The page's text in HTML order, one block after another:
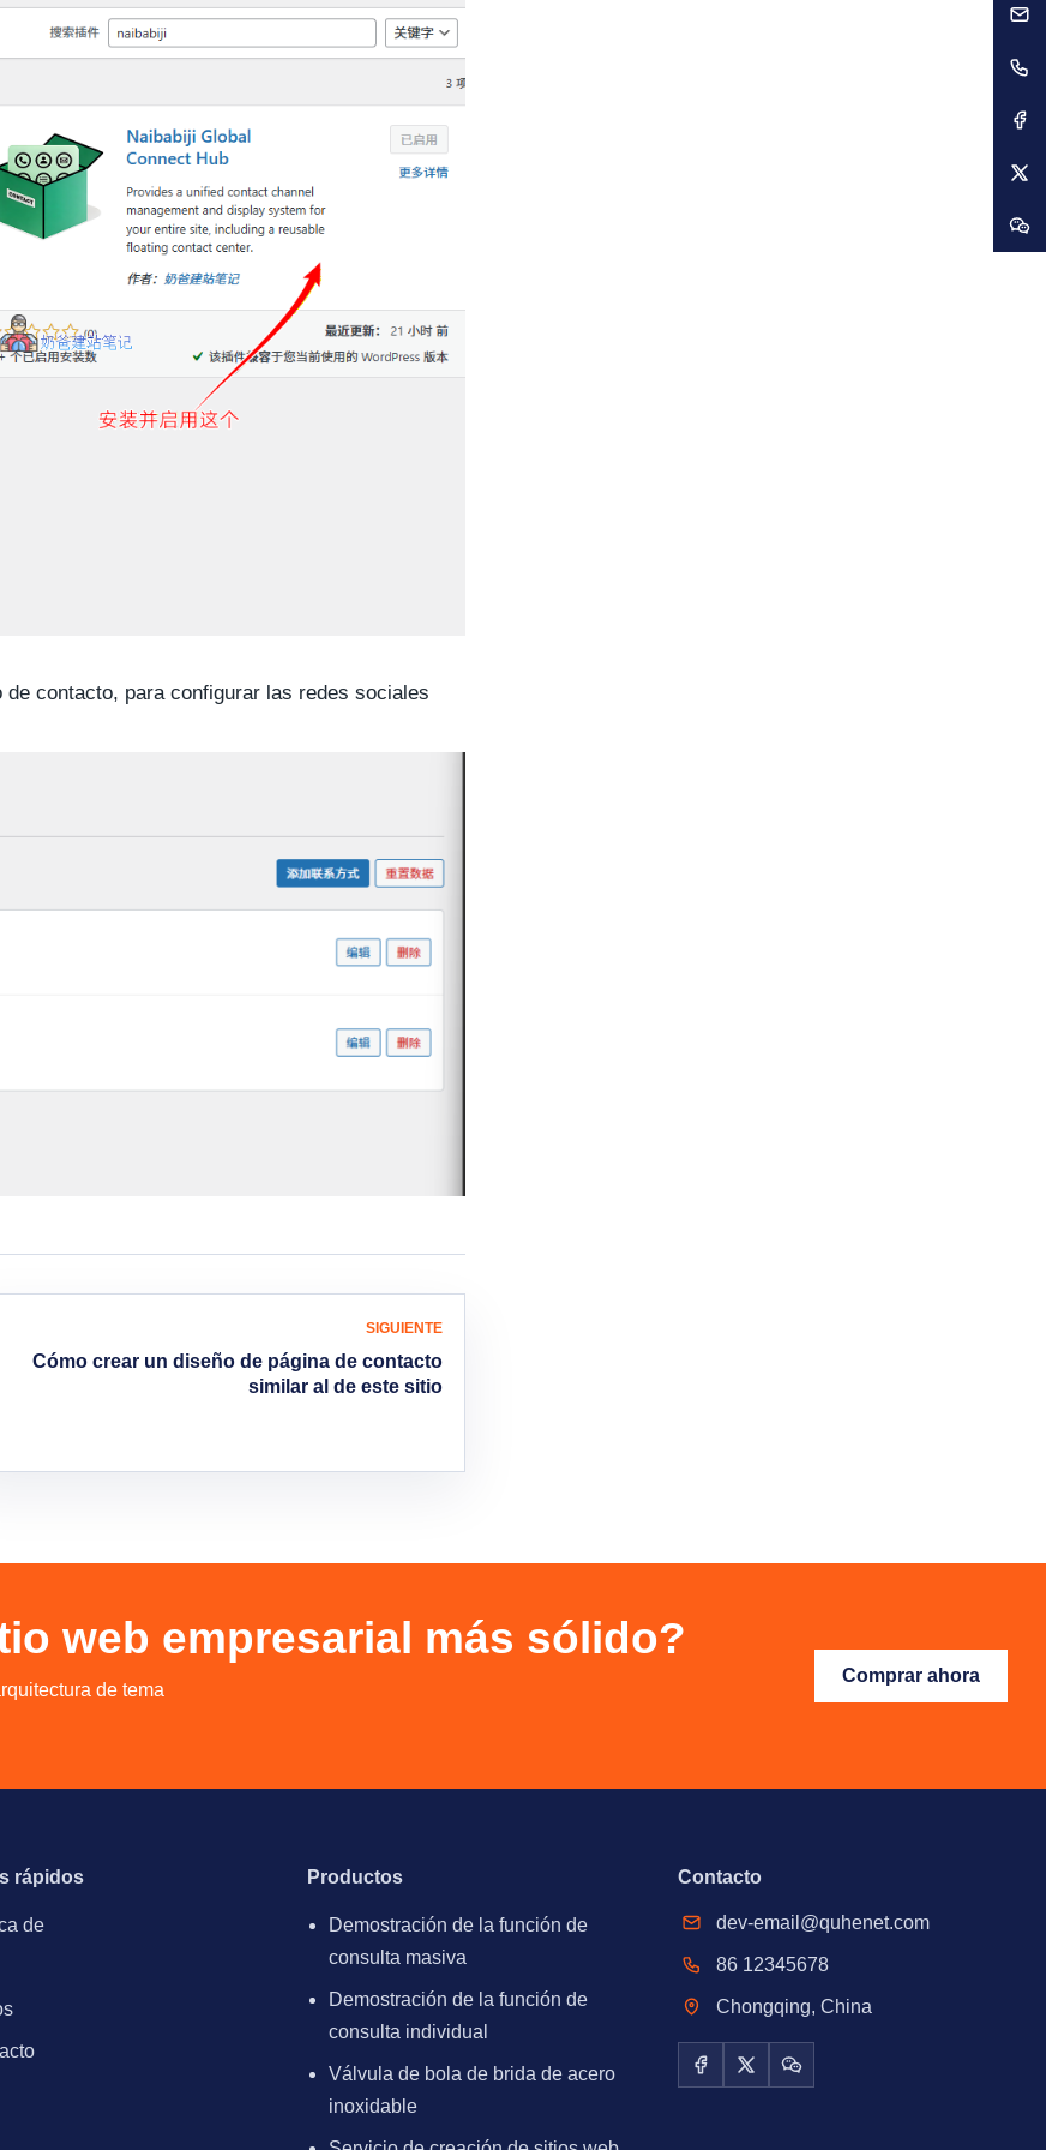
contacto, para configurar las redes sociales
SIGUIENTE
Cómo crear un diseño de página de contacto
similar al de este sitio
web empresarial más sólido?
de tema
Comprar ahora
rápidos
de
Productos
Demostración de la función de
consulta masiva
Demostración de la función de
consulta individual
Válvula de bola de brida de acero
inoxidable
Contacto
dev-email@quhenet.com
86 12345678
Chongqing, China
FacebookX / TwitterWeChat